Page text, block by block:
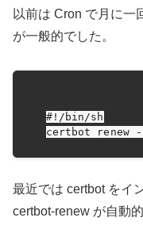
以前は Cron で月に一
が一般的でした。
#!/bin/sh
certbot renew
最近では certbot をイ
certbot-renew が自動